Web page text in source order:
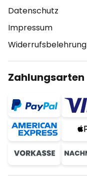
Datenschutz
Impressum
Widerrufsbelehrung
Zahlungsarten